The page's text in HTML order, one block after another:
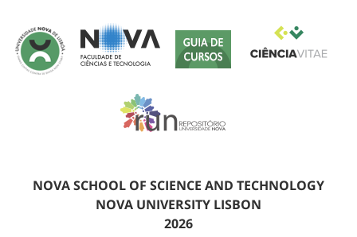
NOVA SCHOOL OF SCIENCE AND TECHNOLOGY
NOVA UNIVERSITY LISBON
2026